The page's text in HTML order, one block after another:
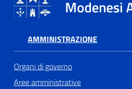
Modenesi
AMMINISTRAZIONE
Organi di governo
Aree amministrative